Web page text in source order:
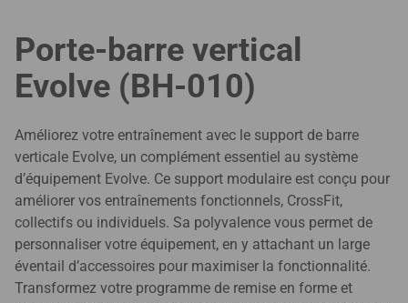
Porte-barre vertical
Evolve (BH-010)
Améliorez votre entraînement avec le support de barre
verticale Evolve, un complément essentiel au système
d’équipement Evolve. Ce support modulaire est conçu pour
améliorer vos entraînements fonctionnels, CrossFit,
collectifs ou individuels. Sa polyvalence vous permet de
personnaliser votre équipement, en y attachant un large
éventail d’accessoires pour maximiser la fonctionnalité.
Transformez votre programme de remise en forme et